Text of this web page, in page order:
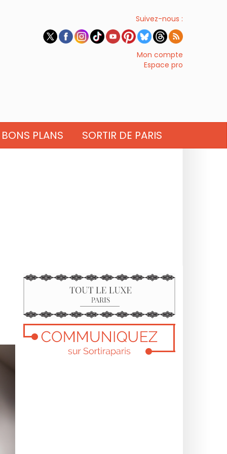
Suivez-nous :
Mon compte
Espace pro
BONS PLANS SORTIR DE PARIS